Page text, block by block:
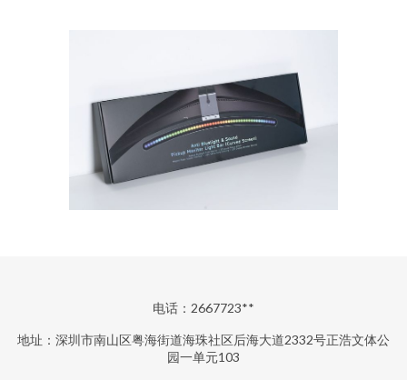
电话：2667723**
地址：深圳市南山区粤海街道海珠社区后海大道2332号正浩文体公
园一单元103